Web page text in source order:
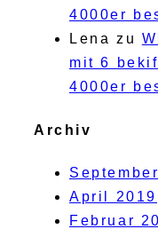
4000er
Lena zu
mit 6
4000er
Archiv
April 2019
Februar